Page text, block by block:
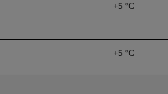
+5 °C
+5 °C